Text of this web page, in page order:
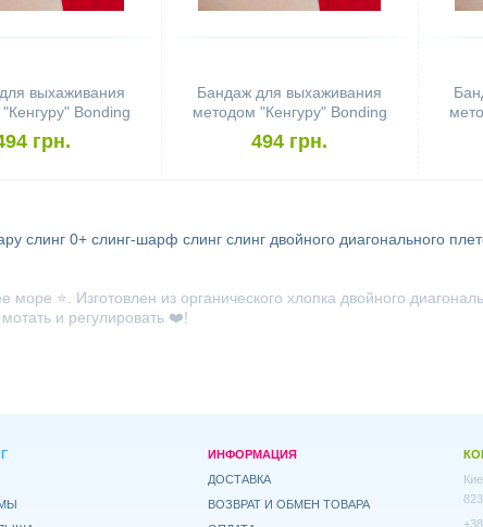
выхаживания
Bonding
(размер S)
грн.
Бандаж для выхаживания
методом "Кенгуру" Bonding
top HOPPEDIZ (размер XL)
494 грн.
top
слинг 0+ слинг-шарф слинг слинг двойного диагонального
море ⭐.
Изготовлен из органического хлопка двойного
мотать и регулировать ❤️!
ИНФОРМАЦИЯ
ДОСТАВКА
ВОЗВРАТ И ОБМЕН ТОВАРА
823